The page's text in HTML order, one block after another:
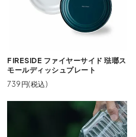
FIRESIDE ファイヤーサイド 琺瑯ス
モールディッシュプレート
739円(税込)